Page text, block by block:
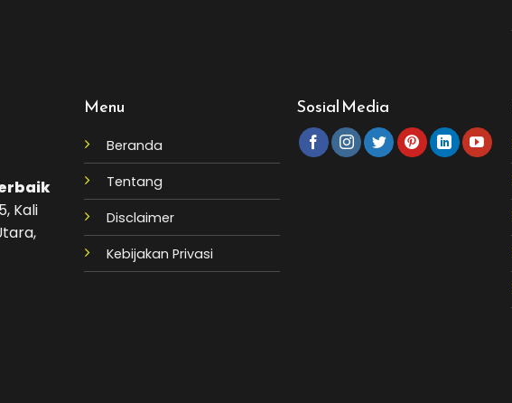
Kali
Menu
Beranda
Tentang
Disclaimer
Kebijakan Privasi
Sosial Media